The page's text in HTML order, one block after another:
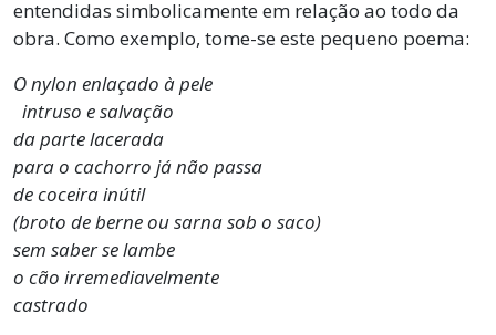
entendidas simbolicamente em relação ao todo da
obra. Como exemplo, tome-se este pequeno poema:
O nylon enlaçado à pele
intruso e salvação
da parte lacerada
para o cachorro já não passa
de coceira inútil
(broto de berne ou sarna sob o saco)
sem saber se lambe
o cão irremediavelmente
castrado